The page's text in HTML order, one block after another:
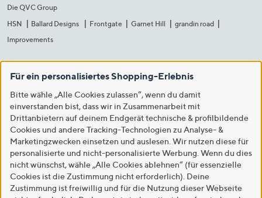
Die QVC Group
HSN
Ballard Designs Frontgate Garnet Hill
grandin road
Improvements
Für ein personalisiertes Shopping-Erlebnis
Bitte wähle „Alle Cookies zulassen“, wenn du damit
einverstanden bist, dass wir in Zusammenarbeit mit
Drittanbietern auf deinem Endgerät technische & profilbildende
Cookies und andere Tracking-Technologien zu Analyse- &
Marketingzwecken einsetzen und auslesen. Wir nutzen diese für
personalisierte und nicht-personalisierte Werbung. Wenn du dies
nicht wünschst, wähle „Alle Cookies ablehnen“ (für essenzielle
Cookies ist die Zustimmung nicht erforderlich). Deine
Zustimmung ist freiwillig und für die Nutzung dieser Webseite